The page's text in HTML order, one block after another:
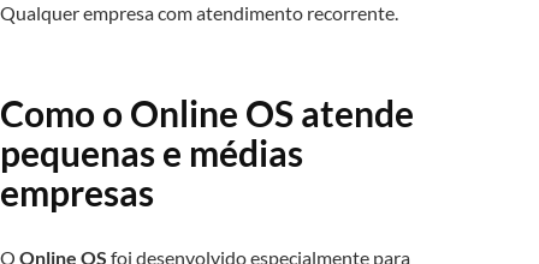
Qualquer empresa com atendimento recorrente.
Como o Online OS atende
pequenas e médias
empresas
O Online OS foi desenvolvido especialmente para